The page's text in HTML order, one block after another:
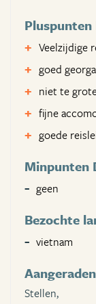
Pluspunten
Veelzijdige
goed
niet te
fijne
goede
Minpunten
geen
Bezochte
vietnam
Stellen,